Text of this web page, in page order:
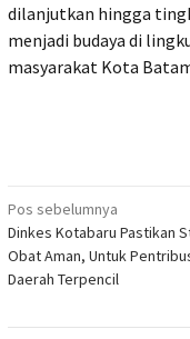
dilanjutkan hingga
menjadi budaya di
masyarakat Kota
Navigasi
pos
Pos sebelumnya
Dinkes Kotabaru Pastikan
Obat Aman, Untuk
Daerah Terpencil